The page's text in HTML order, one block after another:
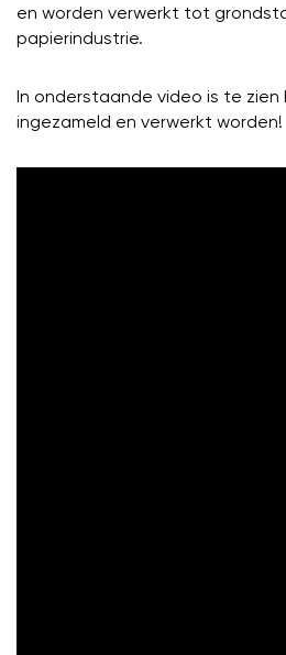
en worden verwerkt tot
papierindustrie.
In onderstaande video is te zien
ingezameld en verwerkt worden!